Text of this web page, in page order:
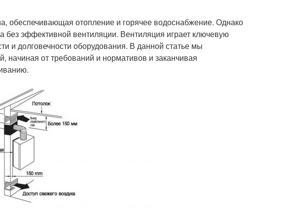
обеспечивающая отопление и горячее водоснабжение. Однако
без эффективной вентиляции. Вентиляция играет ключевую
и долговечности оборудования. В данной статье мы
начиная от требований и нормативов и заканчивая